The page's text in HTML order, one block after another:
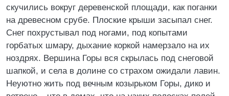
скучились вокруг деревенской площади, как поганки
на древесном срубе. Плоские крыши засыпал снег.
Снег похрустывал под ногами, под копытами
горбатых шмару, дыхание коркой намерзало на их
ноздрях. Вершина Горы вся скрылась под снеговой
шапкой, и села в долине со страхом ожидали лавин.
Неуютно жить под вечным козырьком Горы, дико и